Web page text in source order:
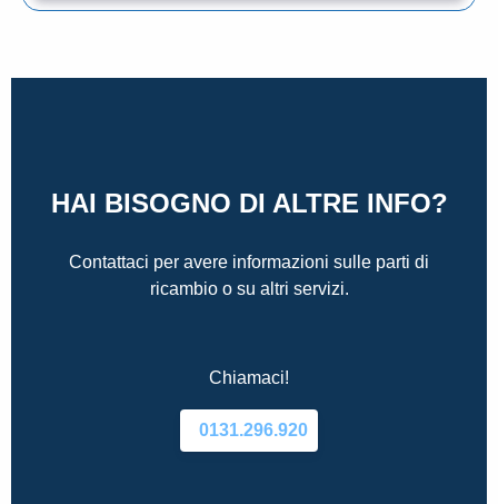
HAI BISOGNO DI ALTRE INFO?
Contattaci per avere informazioni sulle parti di
ricambio o su altri servizi.
Chiamaci!
0131.296.920